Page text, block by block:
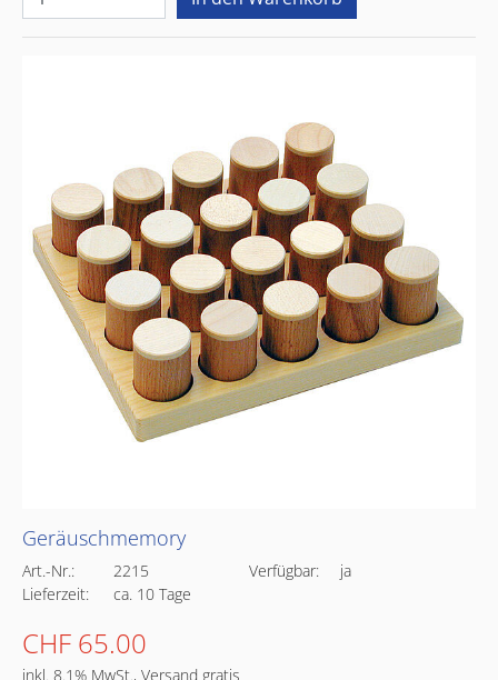
Geräuschmemory
Art.-Nr.: 2215 Verfügbar:
ja
Lieferzeit:
ca. 10 Tage
CHF 65.00
inkl. 8.1% MwSt., Versand gratis